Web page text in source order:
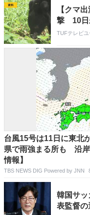
【クマ
撃 10
TUFテレビユ
台風15号は11日に東北
県で雨強まる所も 沿岸
情報】
TBS NEWS DIG Powered by JNN
韓国サッ
表監督